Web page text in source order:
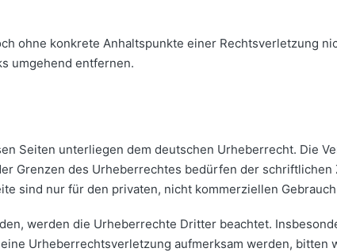
ohne konkrete Anhaltspunkte einer Rechtsverletzung
umgehend entfernen.
Seiten unterliegen dem deutschen Urheberrecht. Die
Grenzen des Urheberrechtes bedürfen der schriftlichen
sind nur für den privaten, nicht kommerziellen
werden die Urheberrechte Dritter beachtet.
Urheberrechtsverletzung aufmerksam werden, bitten